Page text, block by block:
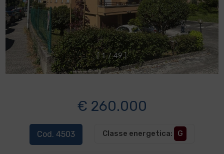
[ 1 / 49 ]
€ 260.000
Cod. 4503 Classe energetica: G